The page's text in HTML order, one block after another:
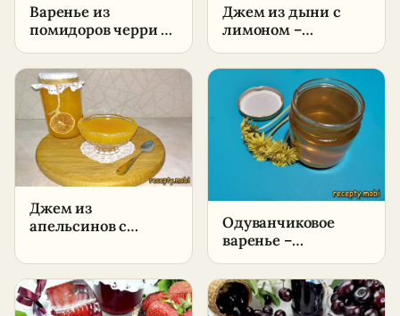
Варенье из
помидоров черри –
в домашних
условиях
Джем из дыни с
лимоном –
в домашних
условиях
Джем из
апельсинов с
пошаговый рецепт
в домашних
условиях
Одуванчиковое
варенье –
в домашних
условиях